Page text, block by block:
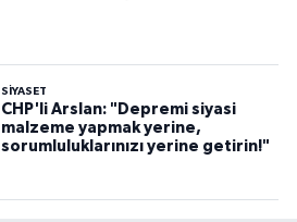
SİYASET
CHP'li Arslan: "Depremi siyasi
malzeme yapmak yerine,
sorumluluklarınızı yerine getirin!"